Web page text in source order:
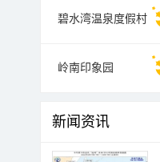
碧水湾温泉度假村
岭南印象园
新闻资讯